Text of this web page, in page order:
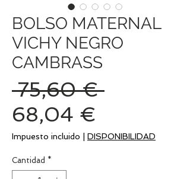
BOLSO MATERNAL
VICHY NEGRO
CAMBRASS
75,60 € Precio
68,04 €
de
Impuesto incluido DISPONIBILIDAD
Cantidad *